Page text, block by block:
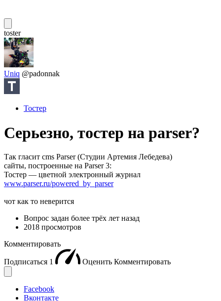
toster
Uniq @padonnak
Тостер
Серьезно, тостер на parser?
Так гласит cms Parser (Студии Артемия Лебедева)
сайты, построенные на Parser 3:
Тостер — цветной электронный журнал
www.parser.ru/powered_by_parser
чот как то неверится
Вопрос задан более трёх лет назад
2018 просмотров
Комментировать
Подписаться 1 Оценить Комментировать
Facebook
Вконтакте